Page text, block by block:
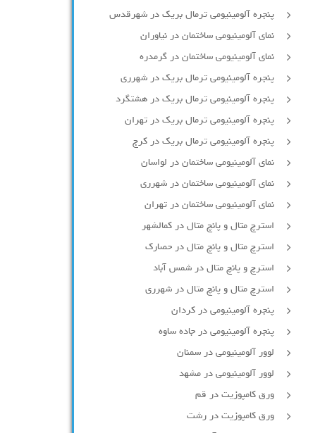
پنجره آلومینیومی ترمال بریک در شهرقدس
نمای آلومینیومی ساختمان در نیاوران
نمای آلومینیومی ساختمان در گرمدره
پنجره آلومینیومی ترمال بریک در شهرری
پنجره آلومینیومی ترمال بریک در هشتگرد
پنجره آلومینیومی ترمال بریک در تهران
پنجره آلومینیومی ترمال بریک در کرج
نمای آلومینیومی ساختمان در لواسان
نمای آلومینیومی ساختمان در شهرری
نمای آلومینیومی ساختمان در تهران
استرچ متال و پانچ متال در کمالشهر
استرچ متال و پانچ متال در حصارك
استرچ و پانچ متال در شمس آباد
استرچ متال و پانچ متال در شهرری
پنجره آلومینیومی در کردان
پنجره آلومینیومی در جاده ساوه
لوور آلومینیومی در سمنان
لوور آلومینیومی در مشهد
ورق کامپوزیت در قم
ورق کامپوزیت در رشت